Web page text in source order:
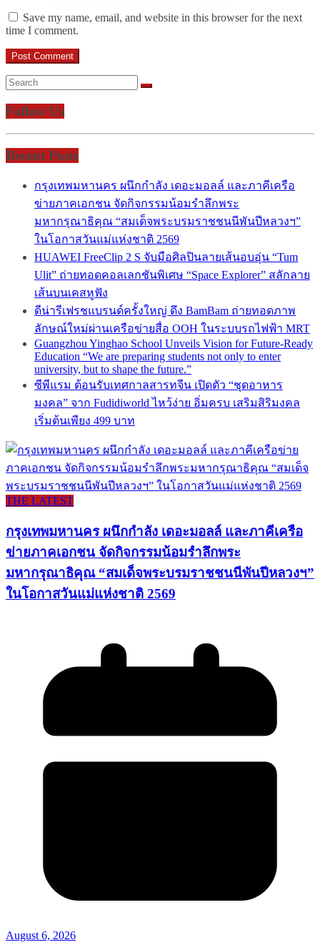
Save my name, email, and website in this browser for the next
time I comment.
Follow Us
Recent Posts
กรุงเทพมหานคร ผนึกกำลัง เดอะมอลล์ และภาคีเครือ
ข่ายภาคเอกชน จัดกิจกรรมน้อมรำลึกพระ
มหากรุณาธิคุณ “สมเด็จพระบรมราชชนนีพันปีหลวงฯ”
ในโอกาสวันแม่แห่งชาติ 2569
HUAWEI FreeClip 2 S จับมือศิลปินลายเส้นอบอุ่น “Tum
Ulit” ถ่ายทอดคอลเลกชันพิเศษ “Space Explorer” สลักลาย
เส้นบนเคสหูฟัง
ดีน่ารีเฟรชแบรนด์ครั้งใหญ่ ดึง BamBam ถ่ายทอดภาพ
ลักษณ์ใหม่ผ่านเครือข่ายสื่อ OOH ในระบบรถไฟฟ้า MRT
Guangzhou Yinghao School Unveils Vision for Future-Ready
Education “We are preparing students not only to enter
university, but to shape the future.”
ซีพีแรม ต้อนรับเทศกาลสารทจีน เปิดตัว “ชุดอาหาร
มงคล” จาก Fudidiworld ไหว้ง่าย อิ่มครบ เสริมสิริมงคล
เริ่มต้นเพียง 499 บาท
THE LATEST
กรุงเทพมหานคร ผนึกกำลัง เดอะมอลล์ และภาคีเครือ
ข่ายภาคเอกชน จัดกิจกรรมน้อมรำลึกพระ
มหากรุณาธิคุณ “สมเด็จพระบรมราชชนนีพันปีหลวงฯ”
ในโอกาสวันแม่แห่งชาติ 2569
August 6, 2026